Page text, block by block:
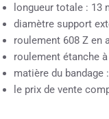
longueur totale : 13
diamètre support
roulement 608 Z en
roulement étanche
matière du
le prix de vente